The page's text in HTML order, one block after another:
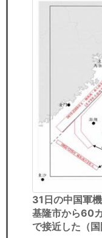
31日の中国軍
基隆市から60
で接近した（国